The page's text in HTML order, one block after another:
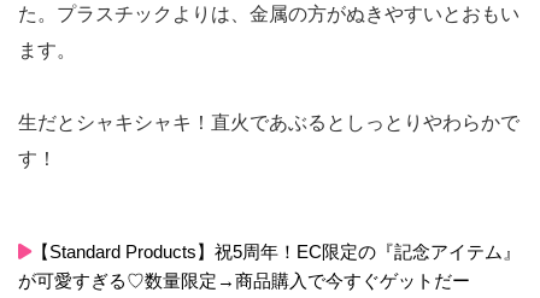
た。プラスチックよりは、金属の方がぬきやすいとおもい
ます。
生だとシャキシャキ！直火であぶるとしっとりやわらかで
す！
【Standard Products】祝5周年！EC限定の『記念アイテム』
が可愛すぎる♡数量限定→商品購入で今すぐゲットだー